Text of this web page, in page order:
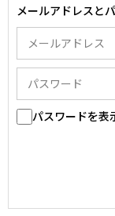
メールアドレスと
パスワードを表